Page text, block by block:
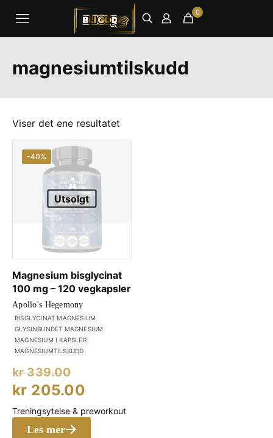
0
magnesiumtilskudd
Viser det ene resultatet
-40%
Utsolgt
Magnesium bisglycinat
100 mg – 120 vegkapsler
Apollo's Hegemony
BISGLYCINAT MAGNESIUM
GLYSINBUNDET MAGNESIUM
MAGNESIUM I KAPSLER
MAGNESIUMTILSKUDD
kr339.00
pris
var:
kr 339.00.
kr 205.00
pris
Les mer
Treningsytelse & preworkout